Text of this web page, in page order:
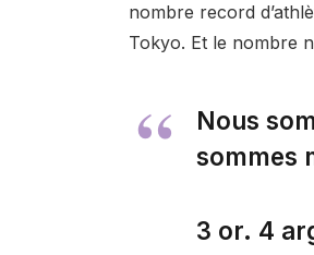
nombre record
Tokyo. Et le nombre
Nous
sommes
3 or. 4